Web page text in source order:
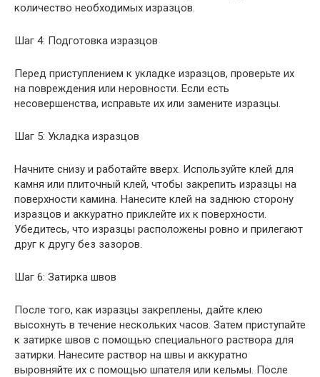
количество необходимых изразцов.
Шаг 4: Подготовка изразцов
Перед приступлением к укладке изразцов, проверьте их
на повреждения или неровности. Если есть
несовершенства, исправьте их или замените изразцы.
Шаг 5: Укладка изразцов
Начните снизу и работайте вверх. Используйте клей для
камня или плиточный клей, чтобы закрепить изразцы на
поверхности камина. Нанесите клей на заднюю сторону
изразцов и аккуратно приклейте их к поверхности.
Убедитесь, что изразцы расположены ровно и прилегают
друг к другу без зазоров.
Шаг 6: Затирка швов
После того, как изразцы закреплены, дайте клею
высохнуть в течение нескольких часов. Затем приступайте
к затирке швов с помощью специального раствора для
затирки. Нанесите раствор на швы и аккуратно
выровняйте их с помощью шпателя или кельмы. После